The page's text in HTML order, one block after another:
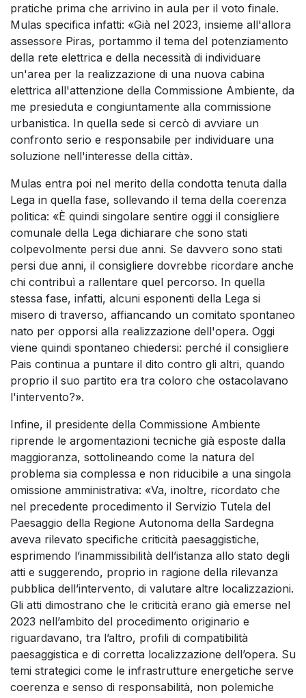
pratiche prima che arrivino in aula per il voto finale.
Mulas specifica infatti: «Già nel 2023, insieme all'allora
assessore Piras, portammo il tema del potenziamento
della rete elettrica e della necessità di individuare
un'area per la realizzazione di una nuova cabina
elettrica all'attenzione della Commissione Ambiente, da
me presieduta e congiuntamente alla commissione
urbanistica. In quella sede si cercò di avviare un
confronto serio e responsabile per individuare una
soluzione nell'interesse della città».
Mulas entra poi nel merito della condotta tenuta dalla
Lega in quella fase, sollevando il tema della coerenza
politica: «È quindi singolare sentire oggi il consigliere
comunale della Lega dichiarare che sono stati
colpevolmente persi due anni. Se davvero sono stati
persi due anni, il consigliere dovrebbe ricordare anche
chi contribuì a rallentare quel percorso. In quella
stessa fase, infatti, alcuni esponenti della Lega si
misero di traverso, affiancando un comitato spontaneo
nato per opporsi alla realizzazione dell'opera. Oggi
viene quindi spontaneo chiedersi: perché il consigliere
Pais continua a puntare il dito contro gli altri, quando
proprio il suo partito era tra coloro che ostacolavano
l'intervento?».
Infine, il presidente della Commissione Ambiente
riprende le argomentazioni tecniche già esposte dalla
maggioranza, sottolineando come la natura del
problema sia complessa e non riducibile a una singola
omissione amministrativa: «Va, inoltre, ricordato che
nel precedente procedimento il Servizio Tutela del
Paesaggio della Regione Autonoma della Sardegna
aveva rilevato specifiche criticità paesaggistiche,
esprimendo l’inammissibilità dell’istanza allo stato degli
atti e suggerendo, proprio in ragione della rilevanza
pubblica dell’intervento, di valutare altre localizzazioni.
Gli atti dimostrano che le criticità erano già emerse nel
2023 nell’ambito del procedimento originario e
riguardavano, tra l’altro, profili di compatibilità
paesaggistica e di corretta localizzazione dell’opera. Su
temi strategici come le infrastrutture energetiche serve
coerenza e senso di responsabilità, non polemiche